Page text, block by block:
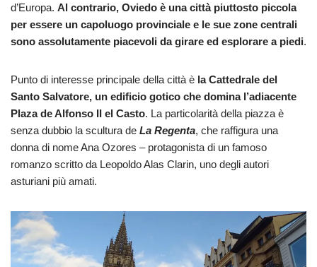
d’Europa. Al contrario, Oviedo è una città piuttosto piccola
per essere un capoluogo provinciale e le sue zone centrali
sono assolutamente piacevoli da girare ed esplorare a piedi.
Punto di interesse principale della città è la Cattedrale del
Santo Salvatore, un edificio gotico che domina l’adiacente
Plaza de Alfonso II el Casto. La particolarità della piazza è
senza dubbio la scultura de La Regenta, che raffigura una
donna di nome Ana Ozores – protagonista di un famoso
romanzo scritto da Leopoldo Alas Clarin, uno degli autori
asturiani più amati.